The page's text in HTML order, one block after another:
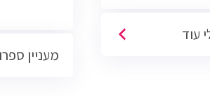
(מכירות טלפוניות,
עוד
מעניין